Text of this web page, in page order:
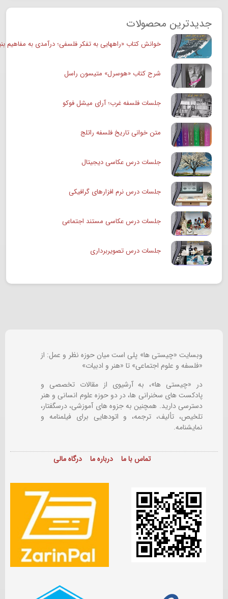
جدیدترین محصولات
خوانش کتاب «راههایی به تفکر فلسفی؛ درآمدی به مفاهیم
شرح کتاب «هوسرل» متیسون راسل
جلسات فلسفه غرب؛ آرای میشل فوکو
متن خوانی تاریخ فلسفه راتلج
جلسات درس عکاسی دیجیتال
جلسات درس نرم افزارهای گرافیکی
جلسات درس عکاسی مستند اجتماعی
جلسات درس تصویربرداری
وبسایت «چیستی ها» پلی است میان حوزه نظر و عمل: از
«فلسفه و علوم اجتماعی» تا «هنر و ادبیات»
در «چیستی ها»، به آرشیوی از مقالات تخصصی و
پادکست های سخنرانی ها، در دو حوزه علوم انسانی و هنر
دسترسی دارید. همچنین به جزوه های آموزشی، درسگفتار،
تلخیص، تألیف، ترجمه، و اتودهایی برایفیلمنامه و
نمایشنامه.
تماس با ما درباره ما درگاه مالی